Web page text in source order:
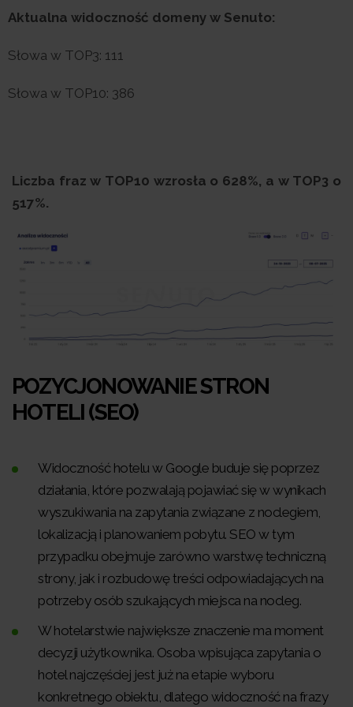
Aktualna widoczność domeny w Senuto:
Słowa w TOP3: 111
Słowa w TOP10: 386
Liczba fraz w TOP10 wzrosła o 628%, a w TOP3 o
517%.
POZYCJONOWANIE STRON
HOTELI (SEO)
Widoczność hotelu w Google buduje się poprzez
działania, które pozwalają pojawiać się w wynikach
wyszukiwania na zapytania związane z noclegiem,
lokalizacją i planowaniem pobytu. SEO w tym
przypadku obejmuje zarówno warstwę techniczną
strony, jak i rozbudowę treści odpowiadających na
potrzeby osób szukających miejsca na nocleg.
W hotelarstwie największe znaczenie ma moment
decyzji użytkownika. Osoba wpisująca zapytania o
hotel najczęściej jest już na etapie wyboru
konkretnego obiektu, dlatego widoczność na frazy